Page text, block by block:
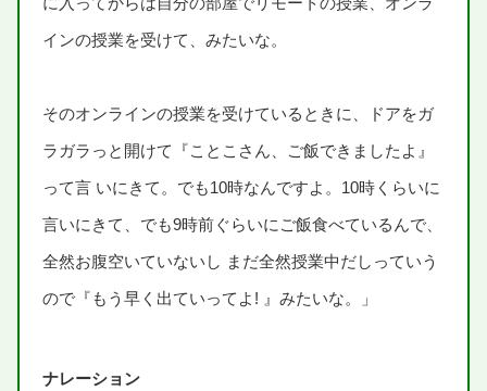
インの授業を受けて、みたいな。
そのオンラインの授業を受けているときに、ドアをガ
ラガラっと 開けて『ことこさん、ご飯できましたよ』
って言 いにきて。でも10時なんですよ。 10時くらいに
言いにきて、でも9時前ぐらいにご飯食べているんで、
全然お腹空いていないし まだ全然授業中だしっていう
ので『もう 早く 出ていってよ! 』みたいな。」
ナレーション